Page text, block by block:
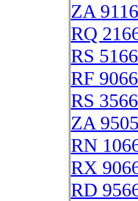
ZA
RQ
RS
RF
RS
ZA
RN
RX
RD